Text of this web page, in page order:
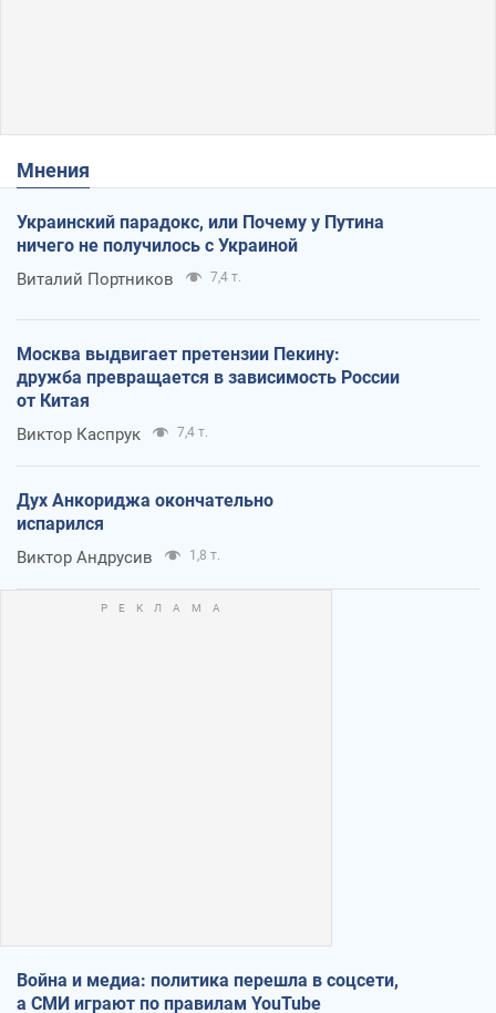
Мнения
Украинский парадокс, или Почему у Путина
ничего не получилось с Украиной
Виталий Портников 7,4 т.
Москва выдвигает претензии Пекину:
дружба превращается в зависимость России
от Китая
Виктор Каспрук 7,4 т.
Дух Анкориджа окончательно
испарился
Виктор Андрусив 1,8 т.
Война и медиа: политика перешла в соцсети,
а СМИ играют по правилам YouTube